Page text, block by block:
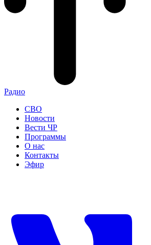
Радио
СВО
Новости
Вести ЧР
Программы
О нас
Контакты
Эфир